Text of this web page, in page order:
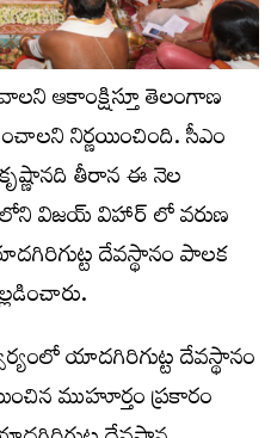
ఆకాంక్షిస్తూ తెలంగాణ
నిర్ణయించింది. సీఎం
తీరాన ఈ నెల
విజయ్ విహార్ లో వరుణ
దేవస్థానం పాలక
యాదగిరిగుట్ట దేవస్థానం
ముహూర్తం ప్రకారం